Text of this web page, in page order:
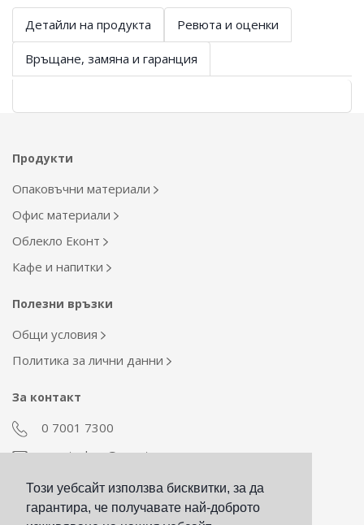
Този уебсайт използва бисквитки, за да
гарантира, че получавате най-доброто
Детайли на продукта Ревюта и оценки
Връщане, замяна и гаранция
Продукти
Опаковъчни материали
Офис материали
Облекло Еконт
Кафе и напитки
Полезни връзки
Общи условия
Политика за лични данни
За контакт
0 7001 7300
econt_shop@econt.com
Екип Материални ресурси